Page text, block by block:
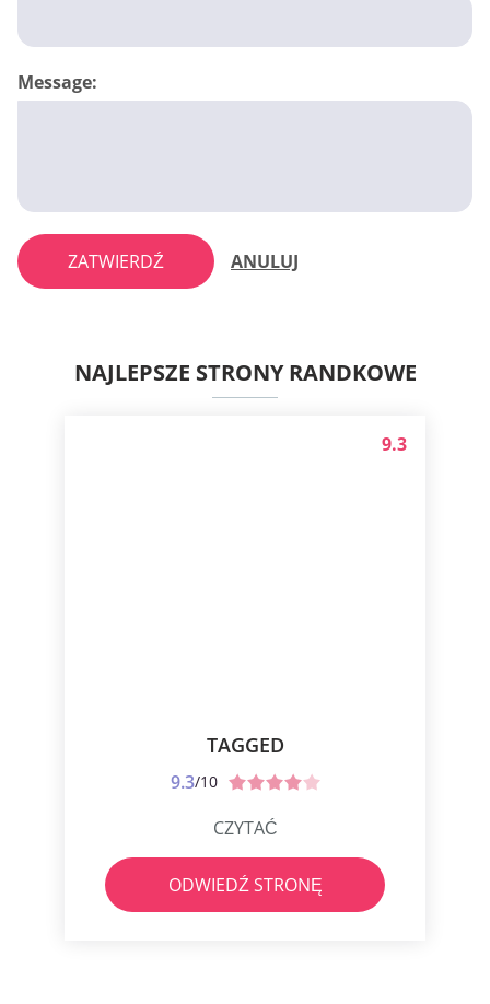
Message:
ZATWIERDŹ ANULUJ
NAJLEPSZE STRONY RANDKOWE
TAGGED
9.3/10
9.3
CZYTAĆ
ODWIEDŹ STRONĘ